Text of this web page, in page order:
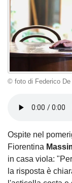
© foto di Federico De
Ospite nel
Fiorentina
in casa viola:
la risposta è